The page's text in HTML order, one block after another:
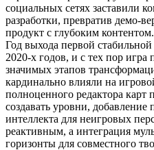
социальных сетях заставили
разработки, превратив демо-
продукт с глубоким контентом.
Год выхода первой
2020-х годов, и с тех пор
значимых этапов
кардинально влияли на
полноценного редактора карт
создавать уровни, добавление
интеллекта для неигровых
реактивным, а интеграция
горизонты для совместного